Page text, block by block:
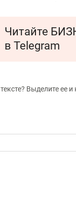
Читайте
в Telegram
Выделите ее